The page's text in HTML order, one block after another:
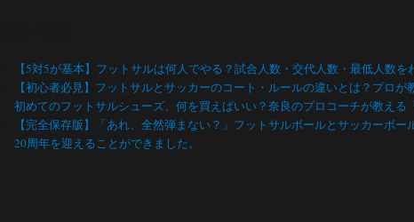
【5対5が基本】フットサルは何人でやる？試合人数・交代人数・最低人数を
【初心者必見】フットサルとサッカーのコート・ルールの違いとは？プロが
初めてのフットサルシューズ、何を買えばいい？奈良のプロコーチが教える
【完全保存版】「あれ、全然弾まない？」フットサルボールとサッカーボ
20周年を迎えることができました。